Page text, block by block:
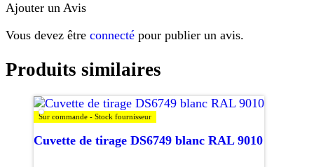
Ajouter un Avis
Vous devez être connecté pour publier un avis.
Produits similaires
Sur commande - Stock fournisseur
Cuvette de tirage DS6749 blanc RAL 9010